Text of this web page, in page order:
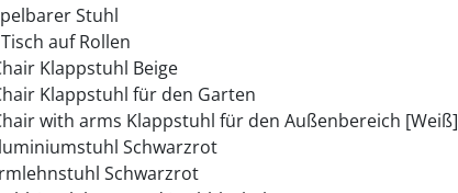
Stuhl
auf Rollen
Klappstuhl Beige
Klappstuhl für den Garten
with arms Klappstuhl für den Außenbereich [Weiß]
Schwarzrot
Schwarzrot